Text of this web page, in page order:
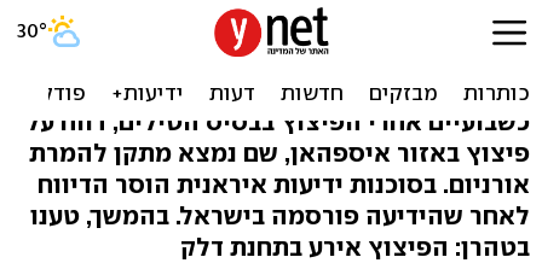
דיווח: שוב פיצוץ עז באיראן,
ליד מתקן גרעין
כשבועיים אחרי הפיצוץ בבסיס הטילים, דווח על
פיצוץ באזור איספהאן, שם נמצא מתקן להמרת
אורניום. בסוכנות ידיעות איראנית הוסר הדיווח
לאחר שהידיעה פורסמה בישראל. בהמשך, טענו
בטהרן: הפיצוץ אירע בתחנת דלק